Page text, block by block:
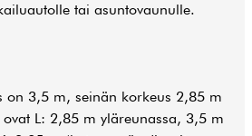
tai asuntovaunulle.
on 3,5 m, seinän korkeus 2,85 m
L: 2,85 m yläreunassa, 3,5 m